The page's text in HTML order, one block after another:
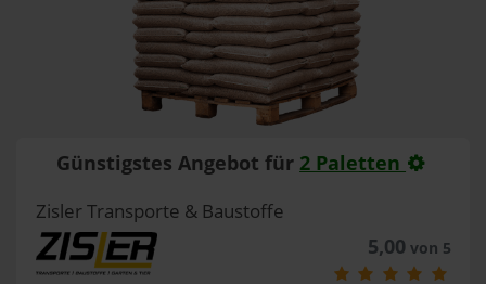
Günstigstes Angebot für 2 Paletten
Zisler Transporte & Baustoffe
5,00 von 5